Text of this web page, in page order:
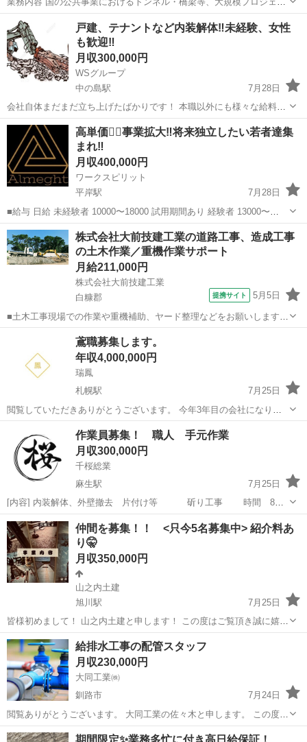
トの現場マネジメント （施工管理）業務です。 □ 安全・労務管理
□ 工程・品質管理 □ 施工・現場管理 勤務地・勤務先 川元建設株
式会社...
北海道 亀田郡 施工管理
戸建、テナントなど内装解体‼️未経験、女性
も歓迎‼️
月収300,000円
WSグループ
中の島駅
7月28日
会社自体まだまだ立ち上げたばかりです！ 本職以外にも様々な給料体
制を整えてます‼️ 弊社は、建設会社、不動産、派遣会社、車屋がグル
ープ会社にありますので、様々な副業等できます！ 1社員、1経営者と
して色々な体制、待遇があ...
北海道 札幌市 中の島駅 土木 車屋
高単価👷‍♂️事業拡大‼️将来独立したい若者達集
まれ‼️
月収400,000円
ワークスピリット
平岸駅
7月28日
■給与 日給 未経験者 10000〜18000 試用期間あり 経験者 13000〜
23000 ※経験・能力・資格を考慮します ■勤務地 ほとんど現場直行直
帰です！ 免許がない方、車がない方は送迎あり ■...
北海道 札幌市 平岸駅 鳶職 若者
株式会社大前技建工業の道路工事、造成工事
の土木作業／重機作業サポート
月給211,000円
株式会社大前技建工業
白糠郡
提携サイト 5月5日
■土木工事現場での作業や重機補助、ヤード整理などをお願いします！
〔具体的には〕 ■重機作業のサポート ・重機オペレーターの指示に従
って、資材の受け渡しや工具の準備 ・重機が安全に作業できるよう、
周囲の安全確認 ・現場で...
白糠郡 施工管理
鳶職募集します。
年収4,000,000円
瑞鳳
札幌駅
7月25日
閲覧していただきありがとうございます。 今年3年目の会社になりま
す。 業務多忙により従業員募集します。 18歳から応募お願いします。
18歳以下応相談。 送迎場所によって応相談 給与日当制 未経験12000
円〜 経験者...
札幌市 札幌駅 鳶職 未経験
作業員募集！ 職人 手元作業
月収300,000円
千桜総業
麻生駅
7月25日
[内容] 内装解体、外壁撤去 片付け等 斫り工事 時間 8時
~17時 休日 日曜日、ゴールデンウィーク、お盆 年末年始、
給料 ...
北海道 札幌市 麻生駅 職人
仲間を募集！！ <只今5名募集中> 紹介料あ
り🤫
月収350,000円
山之内土建
旭川駅
7月25日
皆様初めまして！ 山之内土建と申します！ この度はご覧頂き誠に嬉し
く思っております。 少しお時間下さい🙇🤏！ これをご覧になっている
方は求職、または転職を お考えですか😉？ 弊社は建設業になります。
やりがいのある楽しいお...
北海道 旭川市 旭川駅 土木 移動式クレーン
給排水工事の配管スタッフ
月収230,000円
大同工業㈱
釧路市
7月24日
閲覧ありがとうございます。 大同工業の佐々木と申します。 この度3
名ほど募集致します。 （どうかお力を貸してください！！） 未経験の
北海道 釧路市 その他 水道
期間限定✨業務多忙に付き高日給保証！